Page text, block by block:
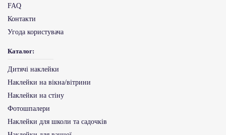
FAQ
Контакти
Угода користувача
Каталог:
Дитячі наклейки
Наклейки на вікна/вітрини
Наклейки на стіну
Фотошпалери
Наклейки для школи та садочків